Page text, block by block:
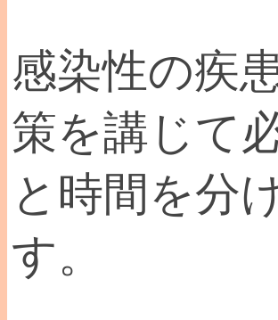
感染性の疾
策を講じて
と時間を分
す。